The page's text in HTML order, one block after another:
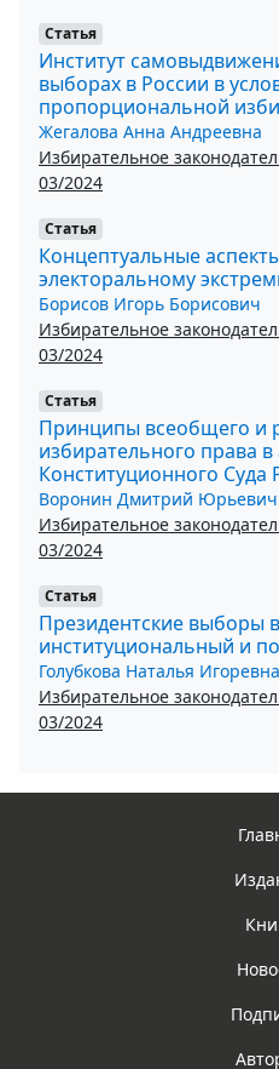
Статья
Институт
выборах в России в
пропорциональной
Жегалова Анна Андреевна
Избирательное
03/2024
Статья
Концептуальные
электоральному
Борисов Игорь Борисович
Избирательное
03/2024
Статья
Принципы всеобщего и
избирательного права в
Конституционного
Воронин Дмитрий Юрьевич
Избирательное
03/2024
Статья
Президентские выборы
институциональный и
Голубкова Наталья Игоревна
Избирательное
03/2024